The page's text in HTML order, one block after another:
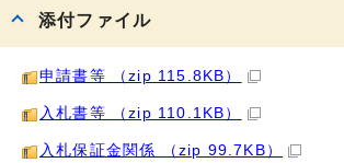
添付ファイル
申請書等 （zip 115.8KB）
入札書等 （zip 110.1KB）
入札保証金関係 （zip 99.7KB）